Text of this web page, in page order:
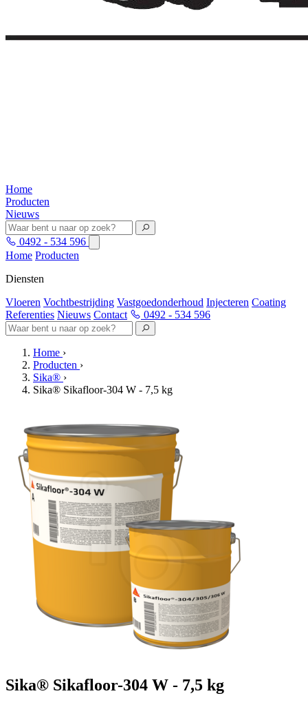
Home
Producten
Nieuws
0492 - 534 596
Home Producten
Diensten
Vloeren Vochtbestrijding Vastgoedonderhoud Injecteren Coating
Referenties Nieuws Contact 0492 - 534 596
Home ›
Producten ›
Sika® ›
Sika® Sikafloor-304 W - 7,5 kg
Sika® Sikafloor-304 W - 7,5 kg